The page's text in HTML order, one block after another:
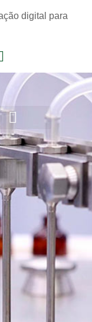
digital para